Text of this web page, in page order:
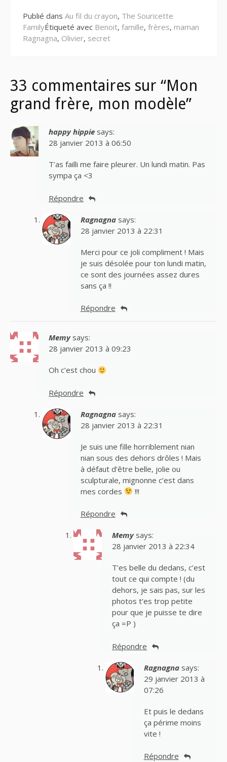
Publié dans Au fil du crayon, The Souricette
FamilyÉtiqueté avec Benoit, famille, frères, maman
Ragnagna, Olivier, secret
33 commentaires sur “Mon
grand frère, mon modèle”
happy hippie says:
28 janvier 2013 à 06:50
T’as failli me faire pleurer. Un lundi matin. Pas
sympa ça <3
Répondre
Ragnagna says:
28 janvier 2013 à 22:31
Merci pour ce joli compliment ! Mais
je suis désolée pour ton lundi matin,
ce sont des journées assez dures
sans ça !!
Répondre
Memy says:
28 janvier 2013 à 09:23
Oh c’est chou
Répondre
Ragnagna says:
28 janvier 2013 à 22:31
Je suis une fille horriblement nian
nian sous des dehors drôles ! Mais
à défaut d’être belle, jolie ou
sculpturale, mignonne c’est dans
mes cordes
!!!
Répondre
Memy says:
28 janvier 2013 à 22:34
T’es belle du dedans, c’est
tout ce qui compte ! (du
dehors, je sais pas, sur les
photos t’es trop petite
pour que je puisse te dire
ça =P )
Répondre
Ragnagna says:
29 janvier 2013 à
07:26
Et puis le dedans
ça périme moins
vite !
Répondre